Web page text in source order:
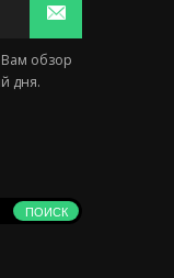
обзор
дня.